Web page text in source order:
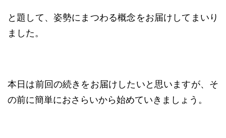
と題して、姿勢にまつわる概念をお届けしてまいり
ました。
本日は前回の続きをお届けしたいと思いますが、そ
の前に簡単におさらいから始めていきましょう。